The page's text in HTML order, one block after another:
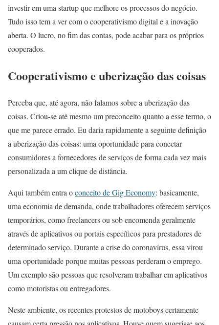
investir em uma startup que melhore os processos do negócio.
Tudo isso tem a ver com o cooperativismo digital e a inovação
aberta. O lucro, no fim das contas, pode acabar para os próprios
cooperados.
Cooperativismo e uberização das coisas
Perceba que, até agora, não falamos sobre a uberização das
coisas. Criou-se até mesmo um preconceito quanto a esse termo, o
que me parece errado. Eu daria rapidamente a seguinte definição
a uberização das coisas: uma oportunidade para conectar
consumidores a fornecedores de serviços de forma cada vez mais
personalizada a um clique de distância.
Aqui também entra oconceito de Gig Economy: basicamente,
uma economia de demanda, onde trabalhadores oferecem serviços
temporários, como freelancers ou sob encomenda geralmente
através de aplicativos ou portais específicos para prestadores de
determinado serviço. Durante a crise do coronavírus, essa virou
uma oportunidade porque muitas pessoas perderam o emprego.
Um exemplo são pessoas que resolveram trabalhar em aplicativos
como motoristas ou entregadores.
Neste ambiente, os recentes protestos de motoboys certamente